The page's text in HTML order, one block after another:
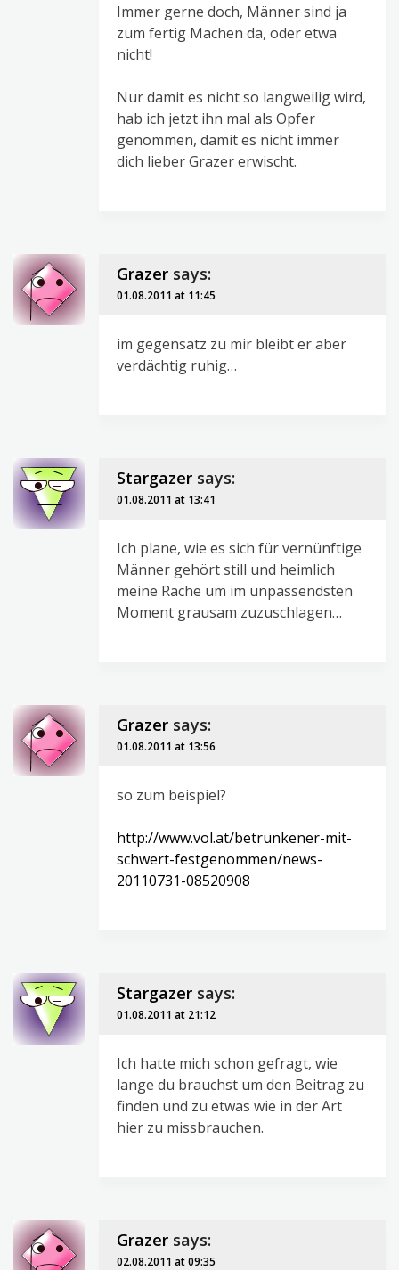
Immer gerne doch, Männer sind ja
zum fertig Machen da, oder etwa
nicht!
Nur damit es nicht so langweilig wird,
hab ich jetzt ihn mal als Opfer
genommen, damit es nicht immer
dich lieber Grazer erwischt.
Grazer says:
01.08.2011 at 11:45
im gegensatz zu mir bleibt er aber
verdächtig ruhig…
Stargazer says:
01.08.2011 at 13:41
Ich plane, wie es sich für vernünftige
Männer gehört still und heimlich
meine Rache um im unpassendsten
Moment grausam zuzuschlagen…
Grazer says:
01.08.2011 at 13:56
so zum beispiel?
http://www.vol.at/betrunkener-mit-
schwert-festgenommen/news-
20110731-08520908
Stargazer says:
01.08.2011 at 21:12
Ich hatte mich schon gefragt, wie
lange du brauchst um den Beitrag zu
finden und zu etwas wie in der Art
hier zu missbrauchen.
Grazer says:
02.08.2011 at 09:35